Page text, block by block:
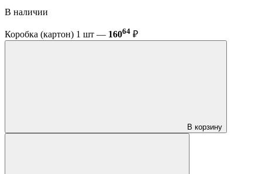
В наличии
Коробка (картон) 1 шт — 16064 ₽
В корзину